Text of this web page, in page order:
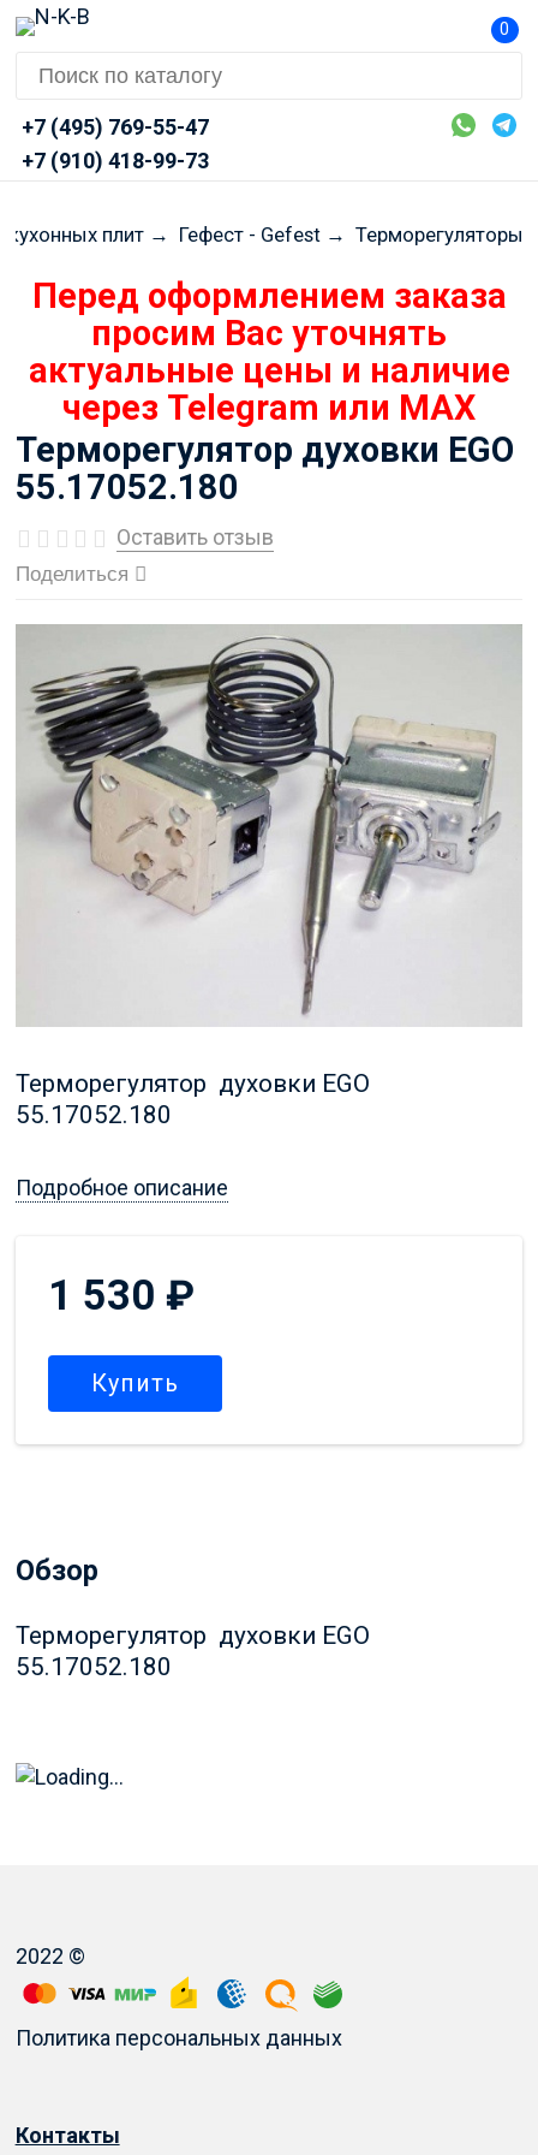
0
+7 (495) 769-55-47
+7 (910) 418-99-73
кухонных плит → Гефест - Gefest→ Терморегуляторы
Перед оформлением заказа
просим Вас уточнять
актуальные цены и наличие
через Telegram или MAX
Терморегулятор духовки EGO
55.17052.180
Оставить отзыв
Поделиться
Терморегулятор духовки EGO
55.17052.180
Подробное описание
1 530 ₽
Купить
Обзор
Терморегулятор духовки EGO
55.17052.180
2022 ©
Политика персональных данных
Контакты